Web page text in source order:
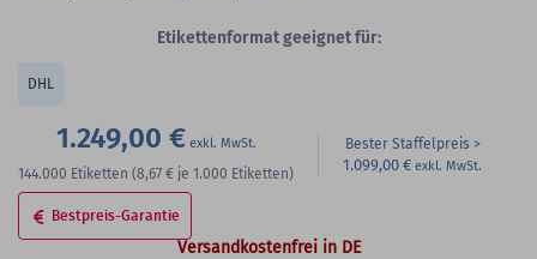
Etikettenformat geeignet für:
DHL
1.249,00 €
144.000 Etiketten (8,67 € je 1.000 Etiketten)
Bester Staffelpreis
1.099,00 €
Bestpreis-Garantie
Versandkostenfrei in DE